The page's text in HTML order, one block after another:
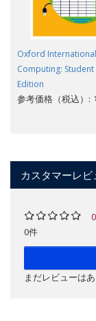
Oxford
Computing:
Edition
参考価格（税込）:
カスタマーレビ
0
0件
まだレビューは